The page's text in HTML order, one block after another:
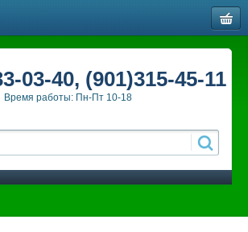
03-40, (901)315-45-11
Время работы: Пн-Пт 10-18